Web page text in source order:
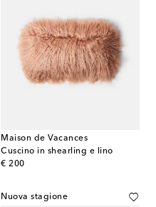
Maison de Vacances
Cuscino in shearling e lino
€ 200
original price
Nuova stagione